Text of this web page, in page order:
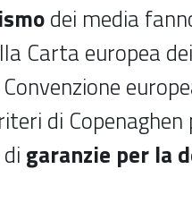
dei media
Carta europea
di
garanzie per la